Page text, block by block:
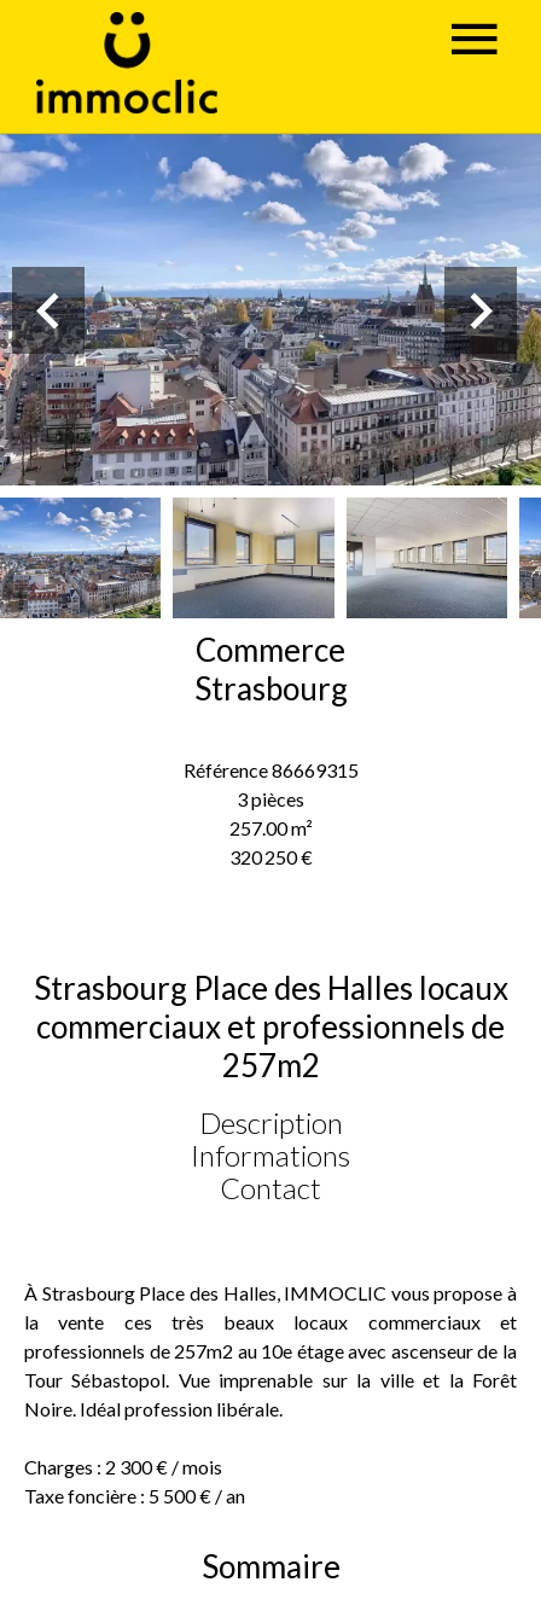
Commerce
Strasbourg
Référence86669315
3 pièces
257.00m²
320 250 €
Strasbourg Place des Halles locaux
commerciaux et professionnels de
257m2
Description
Informations
Contact
À Strasbourg Place des Halles, IMMOCLIC vous propose à
la vente ces très beaux locaux commerciaux et
professionnels de 257m2 au 10e étage avec ascenseur de la
Tour Sébastopol. Vue imprenable sur la ville et la Forêt
Noire. Idéal profession libérale.
Charges : 2 300 € / mois
Taxe foncière : 5 500 € / an
Sommaire